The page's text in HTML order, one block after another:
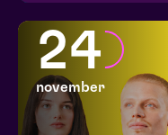
24
november